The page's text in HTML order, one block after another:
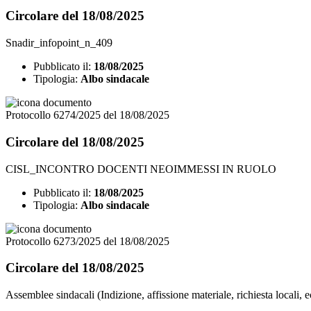
Circolare del 18/08/2025
Snadir_infopoint_n_409
Pubblicato il: 18/08/2025
Tipologia: Albo sindacale
Protocollo 6274/2025 del 18/08/2025
Circolare del 18/08/2025
CISL_INCONTRO DOCENTI NEOIMMESSI IN RUOLO
Pubblicato il: 18/08/2025
Tipologia: Albo sindacale
Protocollo 6273/2025 del 18/08/2025
Circolare del 18/08/2025
Assemblee sindacali (Indizione, affissione materiale, richiesta locali,